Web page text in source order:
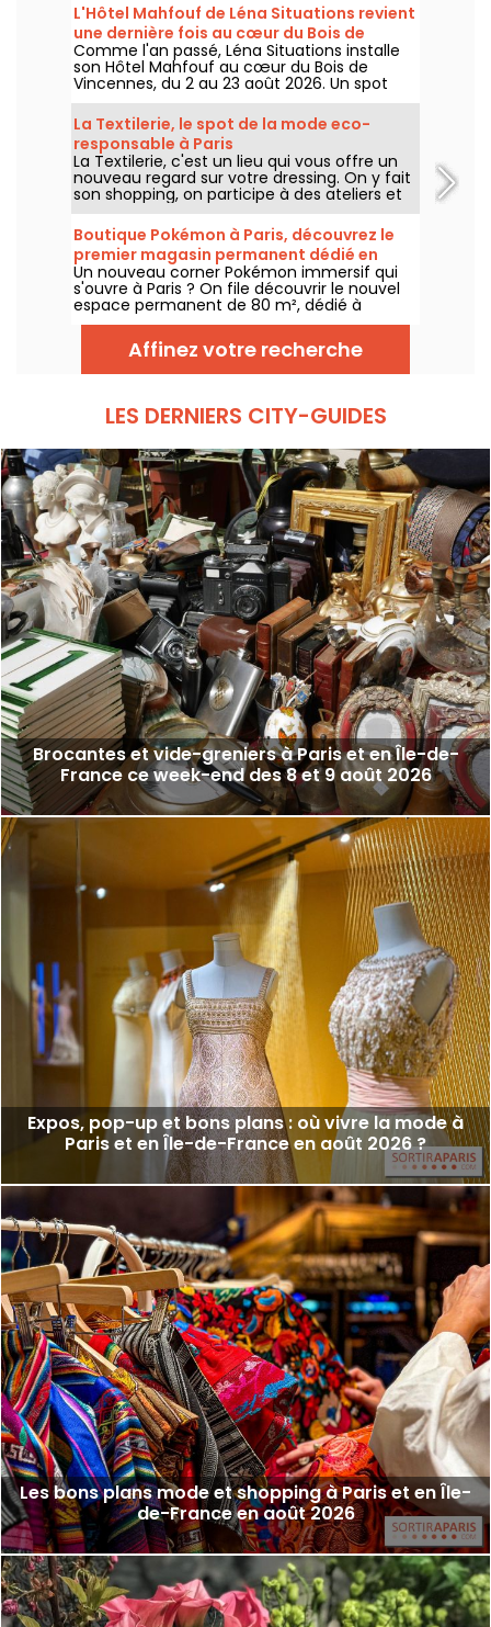
L'Hôtel Mahfouf de Léna Situations revient
une dernière fois au cœur du Bois de
Vincennes
Comme l'an passé, Léna Situations installe
son Hôtel Mahfouf au cœur du Bois de
Vincennes, du 2 au 23 août 2026. Un spot
chill et estival, entre vlogs d'août, shopping,
gourmandises végé et détente, avec un
goût de nostalgie.
La Textilerie, le spot de la mode eco-
responsable à Paris
La Textilerie, c'est un lieu qui vous offre un
nouveau regard sur votre dressing. On y fait
son shopping, on participe à des ateliers et
on redécouvre la mode d'un point de vue
eco-responsable.
Boutique Pokémon à Paris, découvrez le
premier magasin permanent dédié en
images
Un nouveau corner Pokémon immersif qui
s'ouvre à Paris ? On file découvrir le nouvel
espace permanent de 80 m², dédié à
l’univers des célèbres créatures, au sein de
la boutique Le Coin des Barons, située rue de
Rivoli dans le 1er arrondissement. Depuis ce
28 mars 2025, ce corner unique attend les
Affinez votre recherche
LES DERNIERS CITY-GUIDES
Brocantes et vide-greniers à Paris et en Île-de-
France ce week-end des 8 et 9 août 2026
Expos, pop-up et bons plans : où vivre la mode à
Paris et en Île-de-France en août 2026 ?
Les bons plans mode et shopping à Paris et en Île-
de-France en août 2026